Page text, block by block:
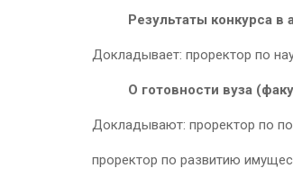
Результаты конкурса в
Докладывает: проректор по
О готовности вуза
Докладывают: проректор по
проректор по развитию